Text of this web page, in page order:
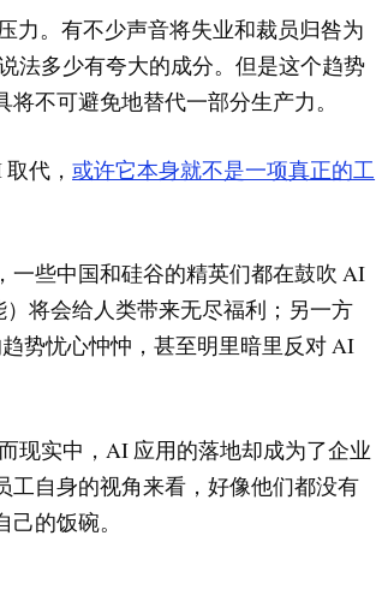
力。有不少声音将失业和裁员归咎为
法多少有夸大的成分。但是这个趋势
不可避免地替代一部分生产力。
取代，或许它本身就不是一项真正的工
一些中国和硅谷的精英们都在鼓吹 AI
将会给人类带来无尽福利；另一方
势忧心忡忡，甚至明里暗里反对 AI
现实中，AI 应用的落地却成为了企业
工自身的视角来看，好像他们都没有
的饭碗。